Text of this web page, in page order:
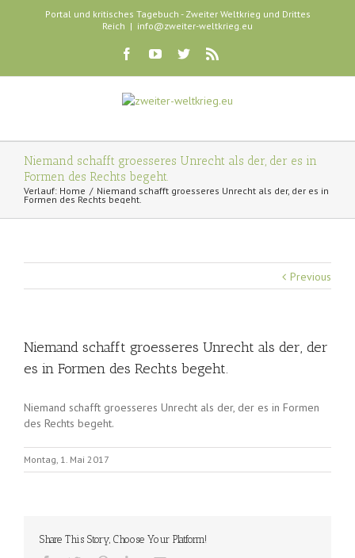
Portal und kritisches Tagebuch - Zweiter Weltkrieg und Drittes
Reich | info@zweiter-weltkrieg.eu
Niemand schafft groesseres Unrecht als der, der es in
Formen des Rechts begeht.
Verlauf: Home Niemand schafft groesseres Unrecht als der, der es in
Formen des Rechts begeht.
Previous
Niemand schafft groesseres Unrecht als der, der
es in Formen des Rechts begeht.
Niemand schafft groesseres Unrecht als der, der es in Formen
des Rechts begeht.
Montag, 1. Mai 2017
Share This Story, Choose Your Platform!